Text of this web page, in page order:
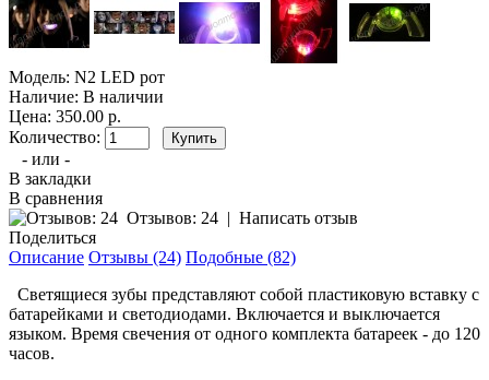
Модель: N2 LED рот
Наличие: В наличии
Цена: 350.00 р.
Количество:
- или -
В закладки
В сравнения
Отзывов: 24 | Написать отзыв
Поделиться
Описание Отзывы (24) Подобные (82)
Светящиеся зубы представляют собой пластиковую вставку с
батарейками и светодиодами. Включается и выключается
языком. Время свечения от одного комплекта батареек - до 120
часов.